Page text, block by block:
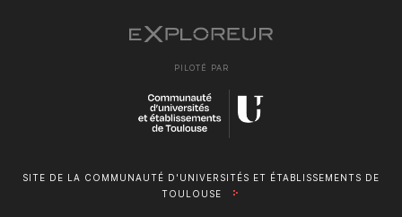
PILOTÉ PAR
SITE DE LA COMMUNAUTÉ D'UNIVERSITÉS ET ÉTABLISSEMENTS DE
TOULOUSE